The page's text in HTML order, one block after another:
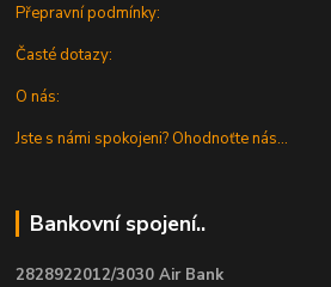
Přepravní podmínky:
Časté dotazy:
O nás:
Jste s námi spokojeni? Ohodnoťte nás...
Bankovní spojení..
2828922012/3030 Air Bank